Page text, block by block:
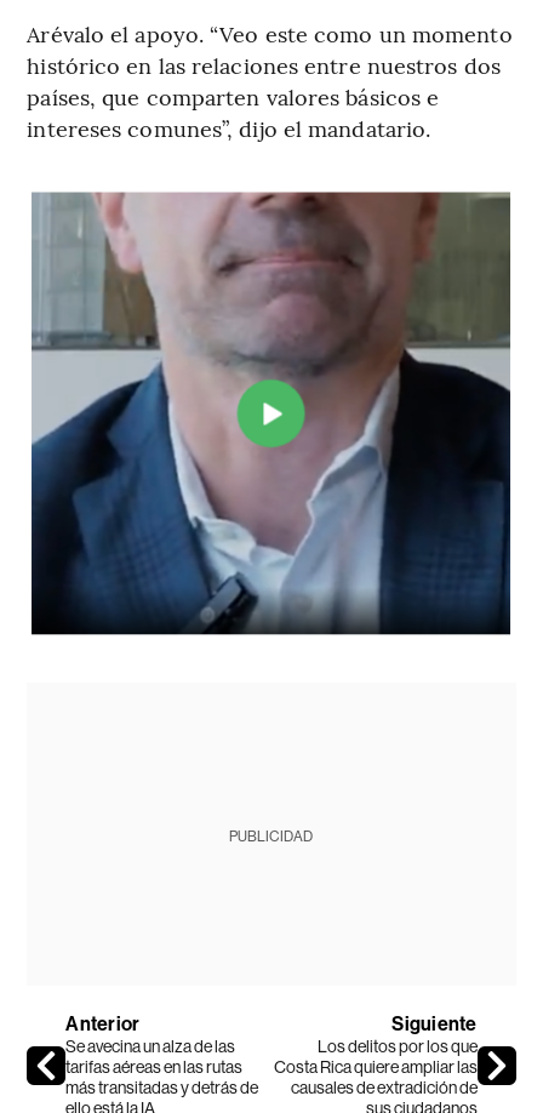
Arévalo el apoyo. “Veo este como un momento
histórico en las relaciones entre nuestros dos
países, que comparten valores básicos e
intereses comunes”, dijo el mandatario.
PUBLICIDAD
Anterior
Se avecina un alza de las
tarifas aéreas en las rutas
más transitadas y detrás de
ello está la IA
Siguiente
Los delitos por los que
Costa Rica quiere ampliar las
causales de extradición de
sus ciudadanos